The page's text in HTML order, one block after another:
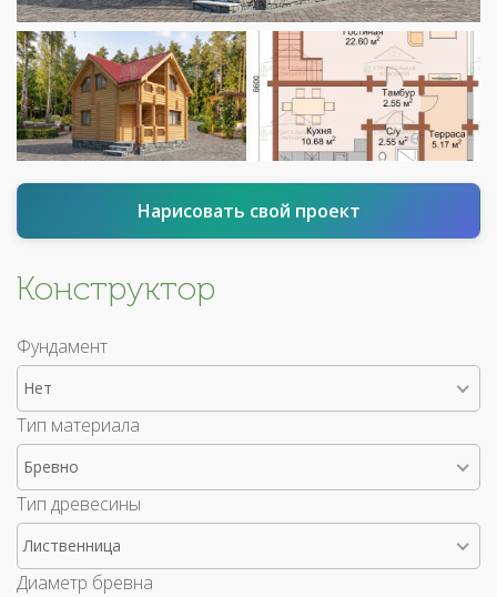
Нарисовать свой проект
Конструктор
Фундамент
Нет
Тип материала
Бревно
Тип древесины
Лиственница
Диаметр бревна